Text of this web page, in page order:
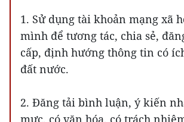
1. Sử dụng tài khoản mạng xã
mình để tương tác, chia sẻ,
cấp, định hướng thông tin có
đất nước.
2. Đăng tải bình luận, ý kiến